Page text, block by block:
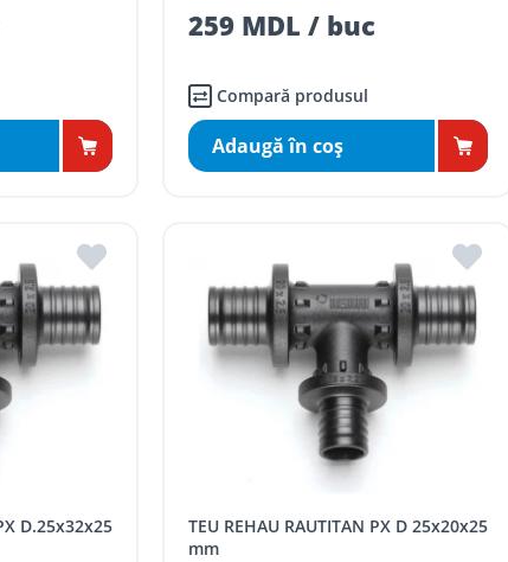
259 MDL / buc
Compară produsul
Adaugă în coş
TEU REHAU RAUTITAN PX D 25x20x25
mm